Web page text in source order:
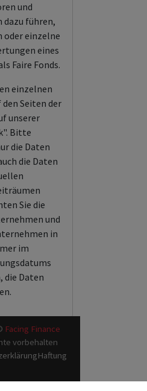
und
dazu führen,
oder einzelne
eines
Faire Fonds.
einzelnen
Seiten der
unserer
Bitte
die Daten
die Daten
Sie die
und
in
im
die Daten
Facing Finance
vorbehalten
Haftung